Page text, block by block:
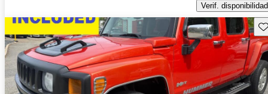
Verif. disponibilidad